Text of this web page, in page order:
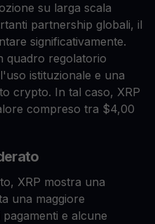
su larga scala
partnership globali, il
significativamente.
quadro regolatorio
istituzionale e una
crypto. In tal caso, XRP
compreso tra $4,00
XRP mostra una
una maggiore
e alcune